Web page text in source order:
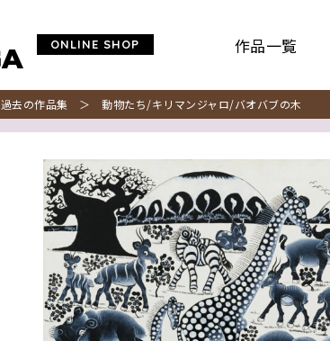
ONLINE SHOP 作品一覧
過去の作品集 ＞ 動物たち/キリマンジャロ/バオバブの木